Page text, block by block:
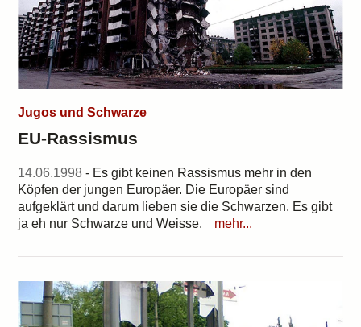
Jugos und Schwarze
EU-Rassismus
14.06.1998 - Es gibt keinen Rassismus mehr in den
Köpfen der jungen Europäer. Die Europäer sind
aufgeklärt und darum lieben sie die Schwarzen. Es gibt
ja eh nur Schwarze und Weisse.
mehr...